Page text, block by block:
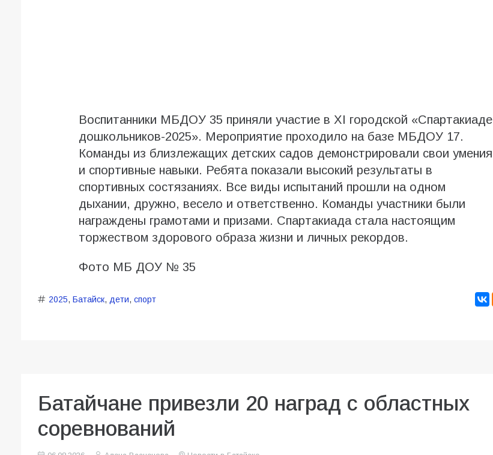
Воспитанники МБДОУ 35 приняли участие в XI городской «Спартакиаде
дошкольников-2025». Мероприятие проходило на базе МБДОУ 17.
Команды из близлежащих детских садов демонстрировали свои умения
и спортивные навыки. Ребята показали высокий результаты в
спортивных состязаниях. Все виды испытаний прошли на одном
дыхании, дружно, весело и ответственно. Команды участники были
награждены грамотами и призами. Спартакиада стала настоящим
торжеством здорового образа жизни и личных рекордов.
Фото МБ ДОУ № 35
2025, Батайск, дети, спорт
Батайчане привезли 20 наград с областных
соревнований